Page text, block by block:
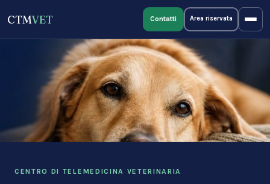
CTMVET Contatti Area riservata
CENTRO DI TELEMEDICINA VETERINARIA